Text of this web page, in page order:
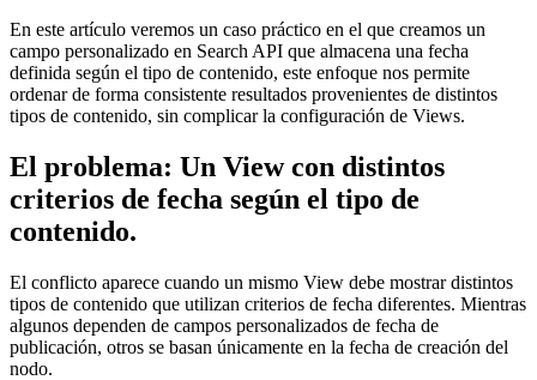
En este artículo veremos un caso práctico en el que creamos un
campo personalizado en Search API que almacena una fecha
definida según el tipo de contenido, este enfoque nos permite
ordenar de forma consistente resultados provenientes de distintos
tipos de contenido, sin complicar la configuración de Views.
El problema: Un View con distintos
criterios de fecha según el tipo de
contenido.
El conflicto aparece cuando un mismo View debe mostrar distintos
tipos de contenido que utilizan criterios de fecha diferentes. Mientras
algunos dependen de campos personalizados de fecha de
publicación, otros se basan únicamente en la fecha de creación del
nodo.